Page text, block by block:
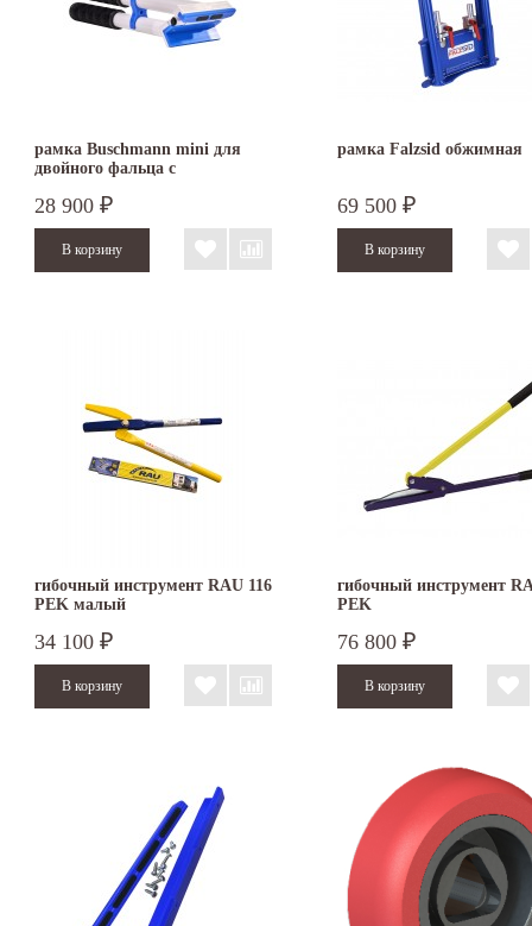
рамка Buschmann mini для
двойного фальца с
28 900 ₽
рамка Falzsid обжимная
69 500 ₽
гибочный инструмент RAU 116
PEK малый
34 100 ₽
гибочный инструмент
PEK
76 800 ₽